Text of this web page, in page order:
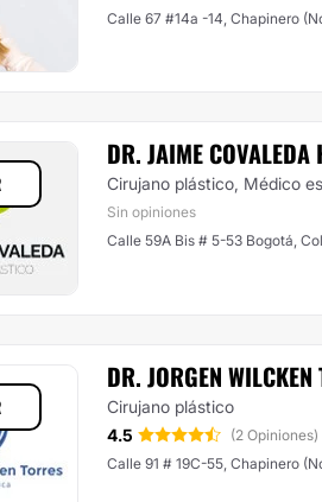
Calle 67 #14a -14, Chapinero
DR. JAIME COVALEDA
Cirujano plástico, Médico
Sin opiniones
Calle 59A Bis # 5-53 Bogotá,
DR. JORGEN WILCKEN
Cirujano plástico
4.5
(2 Opiniones)
Calle 91 # 19C-55, Chapinero